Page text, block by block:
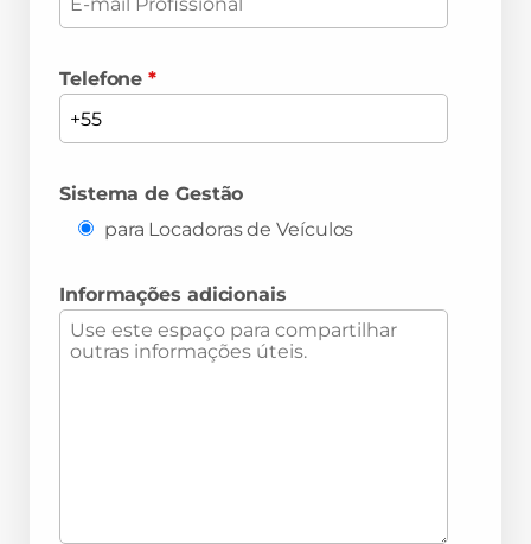
Telefone*
Sistema de Gestão
para Locadoras de Veículos
Informações adicionais